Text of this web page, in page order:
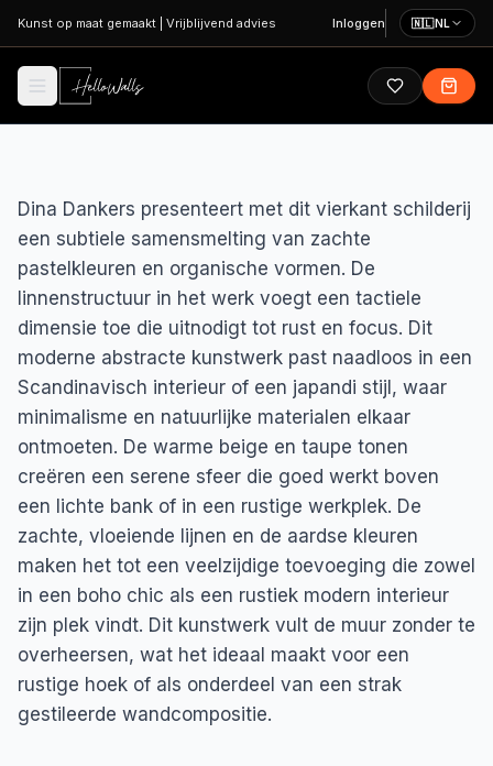
Ga naar hoofdinhoud
Kunst op maat gemaakt Vrijblijvend advies Inloggen 🇳🇱NL
Dina Dankers presenteert met dit vierkant schilderij
een subtiele samensmelting van zachte
pastelkleuren en organische vormen. De
linnenstructuur in het werk voegt een tactiele
dimensie toe die uitnodigt tot rust en focus. Dit
moderne abstracte kunstwerk past naadloos in een
Scandinavisch interieur of een japandi stijl, waar
minimalisme en natuurlijke materialen elkaar
ontmoeten. De warme beige en taupe tonen
creëren een serene sfeer die goed werkt boven
een lichte bank of in een rustige werkplek. De
zachte, vloeiende lijnen en de aardse kleuren
maken het tot een veelzijdige toevoeging die zowel
in een boho chic als een rustiek modern interieur
zijn plek vindt. Dit kunstwerk vult de muur zonder te
overheersen, wat het ideaal maakt voor een
rustige hoek of als onderdeel van een strak
gestileerde wandcompositie.